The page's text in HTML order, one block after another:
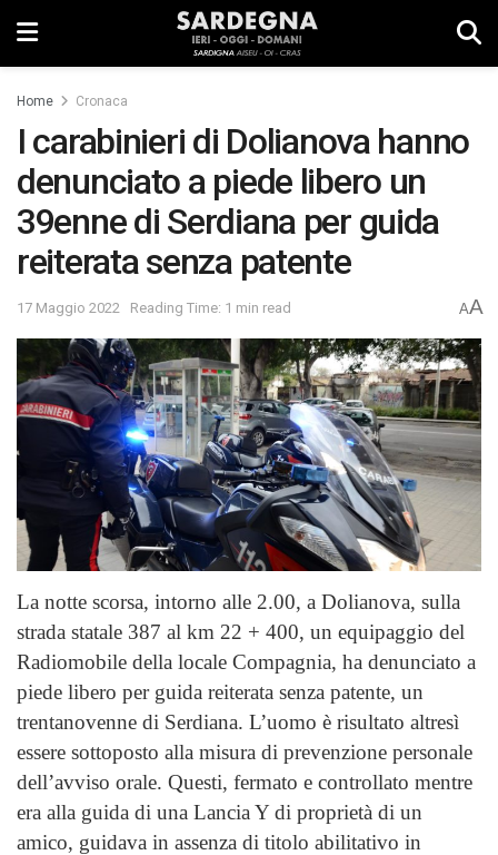
Home Cronaca
I carabinieri di Dolianova hanno
denunciato a piede libero un
39enne di Serdiana per guida
reiterata senza patente
17 Maggio 2022 Reading Time: 1 min read AA
La notte scorsa, intorno alle 2.00, a Dolianova, sulla
strada statale 387 al km 22 + 400, un equipaggio del
Radiomobile della locale Compagnia, ha denunciato a
piede libero per guida reiterata senza patente, un
trentanovenne di Serdiana. L’uomo è risultato altresì
essere sottoposto alla misura di prevenzione personale
dell’avviso orale. Questi, fermato e controllato mentre
era alla guida di una Lancia Y di proprietà di un
amico, guidava in assenza di titolo abilitativo in